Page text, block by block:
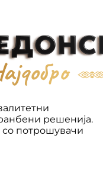
решенија.
потрошувачи